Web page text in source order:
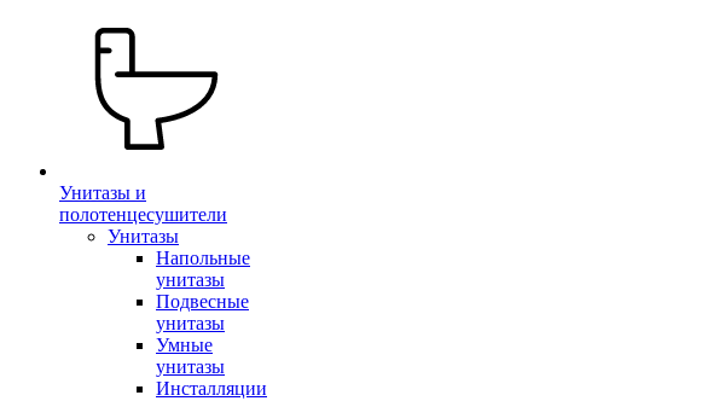
Унитазы и
полотенцесушители
Унитазы
Напольные
унитазы
Подвесные
унитазы
Умные
унитазы
Инсталляции